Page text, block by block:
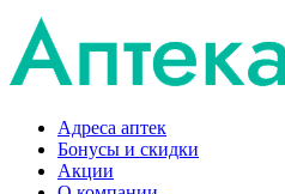
Адреса аптек
Бонусы и скидки
Акции